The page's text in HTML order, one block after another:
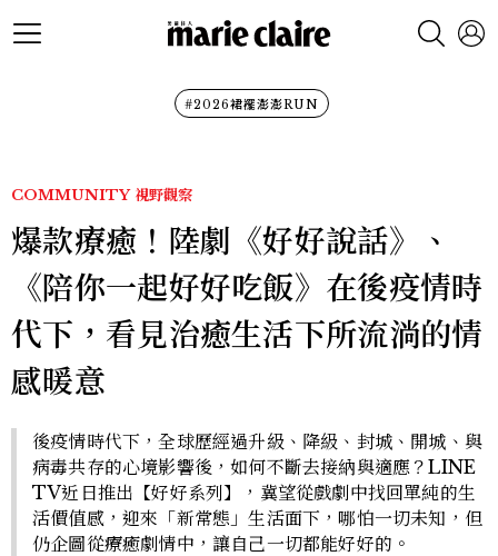
#2026裙襬澎澎RUN
COMMUNITY 視野觀察
爆款療癒！陸劇《好好說話》、
《陪你一起好好吃飯》在後疫情時
代下，看見治癒生活下所流淌的情
感暖意
後疫情時代下，全球歷經過升級、降級、封城、開城、與
病毒共存的心境影響後，如何不斷去接納與適應？LINE
TV近日推出【好好系列】，冀望從戲劇中找回單純的生
活價值感，迎來「新常態」生活面下，哪怕一切未知，但
仍企圖從療癒劇情中，讓自己一切都能好好的。